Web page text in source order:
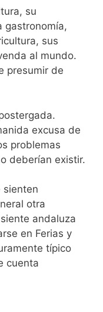
su
gastronomía,
sus
al mundo.
presumir de
excusa de
problemas
deberían existir.
sienten
otra
andaluza
en Ferias y
típico
cuenta